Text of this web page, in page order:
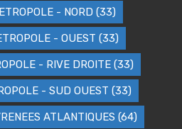
- NORD (33)
- OUEST (33)
- RIVE DROITE (33)
- SUD OUEST (33)
ATLANTIQUES (64)